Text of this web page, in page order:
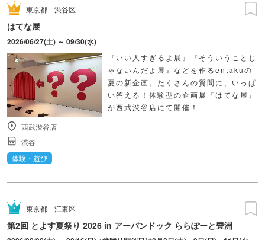
東京都 渋谷区
はてな展
2026/06/27(土) ～ 09/30(水)
『いい人すぎるよ展』『そういうことじ
ゃないんだよ展』などを作るentakuの
夏の新企画。たくさんの質問に、いっぱ
い答える！体験型の企画展『はてな展』
が西武渋谷店にて開催！
西武渋谷店
渋谷
体験・遊び
東京都 江東区
第2回 とよす夏祭り 2026 in アーバンドック ららぽーと豊洲